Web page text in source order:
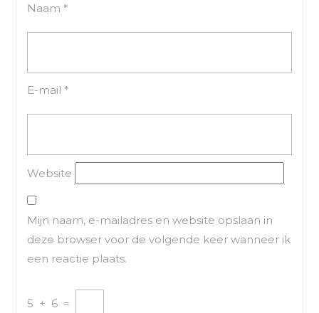
Naam *
E-mail *
Website
Mijn naam, e-mailadres en website opslaan in
deze browser voor de volgende keer wanneer ik
een reactie plaats.
5 + 6 =